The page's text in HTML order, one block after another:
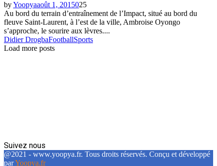
byYoopyaaoût 1, 2015025
Au bord du terrain d’entraînement de l’Impact, situé au bord du
fleuve Saint-Laurent, à l’est de la ville, Ambroise Oyongo
s’approche, le sourire aux lèvres....
Didier DrogbaFootballSports
Load more posts
Suivez nous
Facebook
Twitter
Linkedin
@2021 - www.yoopya.fr. Tous droits réservés. Conçu et développé
parYoopya.fr